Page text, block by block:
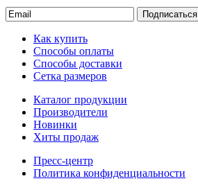
Подписаться
Как купить
Способы оплаты
Способы доставки
Сетка размеров
Каталог продукции
Производители
Новинки
Хиты продаж
Пресс-центр
Политика конфиденциальности